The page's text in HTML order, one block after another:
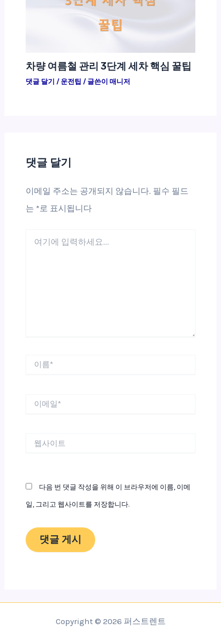
차량 여름철 관리 3단계 세차 핵심 꿀팁
댓글 달기 / 운전팁 / 글쓴이 매니저
댓글 달기
이메일 주소는 공개되지 않습니다. 필수 필드
는 * 로 표시됩니다
다음 번 댓글 작성을 위해 이 브라우저에 이름, 이메
일, 그리고 웹사이트를 저장합니다.
Copyright © 2026 퍼스트렌트